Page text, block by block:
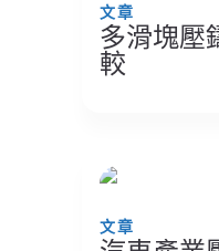
文章
多滑塊壓
較
文章